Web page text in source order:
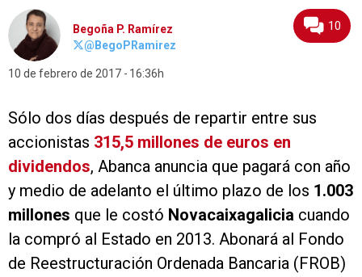
Begoña P. Ramírez
@BegoPRamirez
10 de febrero de 2017 16:36h
10
Sólo dos días después de repartir entre sus
accionistas 315,5 millones de euros en
dividendos, Abanca anuncia que pagará con año
y medio de adelanto el último plazo de los 1.003
millones que le costó Novacaixagalicia cuando
la compró al Estado en 2013. Abonará al Fondo
de Reestructuración Ordenada Bancaria (FROB)